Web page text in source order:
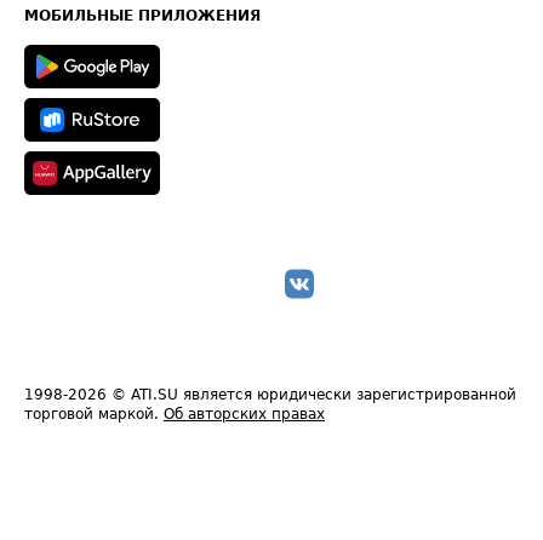
Техническая информация
МОБИЛЬНЫЕ ПРИЛОЖЕНИЯ
1998-2026 © ATI.SU является юридически зарегистрированной
торговой маркой. Об авторских правах